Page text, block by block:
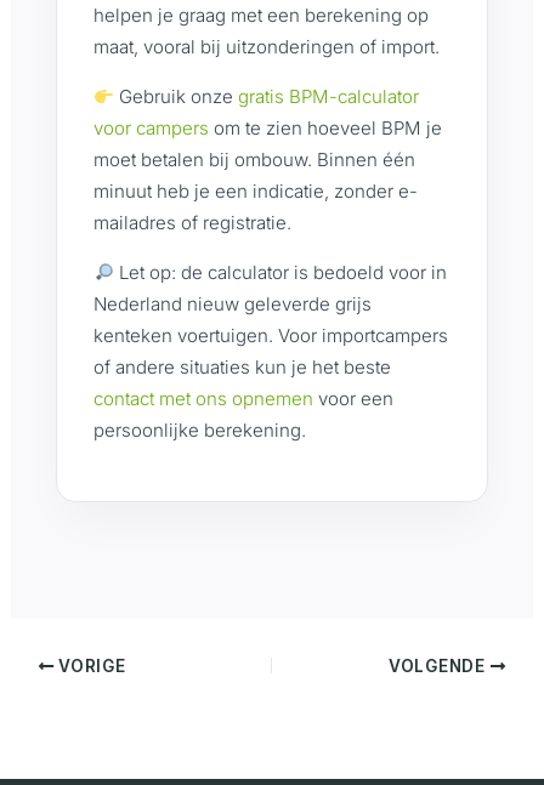
helpen je graag met een berekening op
maat, vooral bij uitzonderingen of import.
Gebruik onzegratis BPM-calculator
voor campers om te zien hoeveel BPM je
moet betalen bij ombouw. Binnen één
minuut heb je een indicatie, zonder e-
mailadres of registratie.
Let op: de calculator is bedoeld voor in
Nederland nieuw geleverde grijs
kenteken voertuigen. Voor importcampers
of andere situaties kun je het beste
contact met ons opnemen voor een
persoonlijke berekening.
VORIGE VOLGENDE